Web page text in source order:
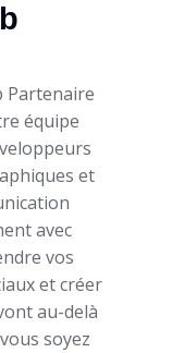
Partenaire
équipe
et
avec
vos
et créer
au-delà
soyez